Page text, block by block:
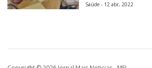
Saúde - 12 abr, 2022